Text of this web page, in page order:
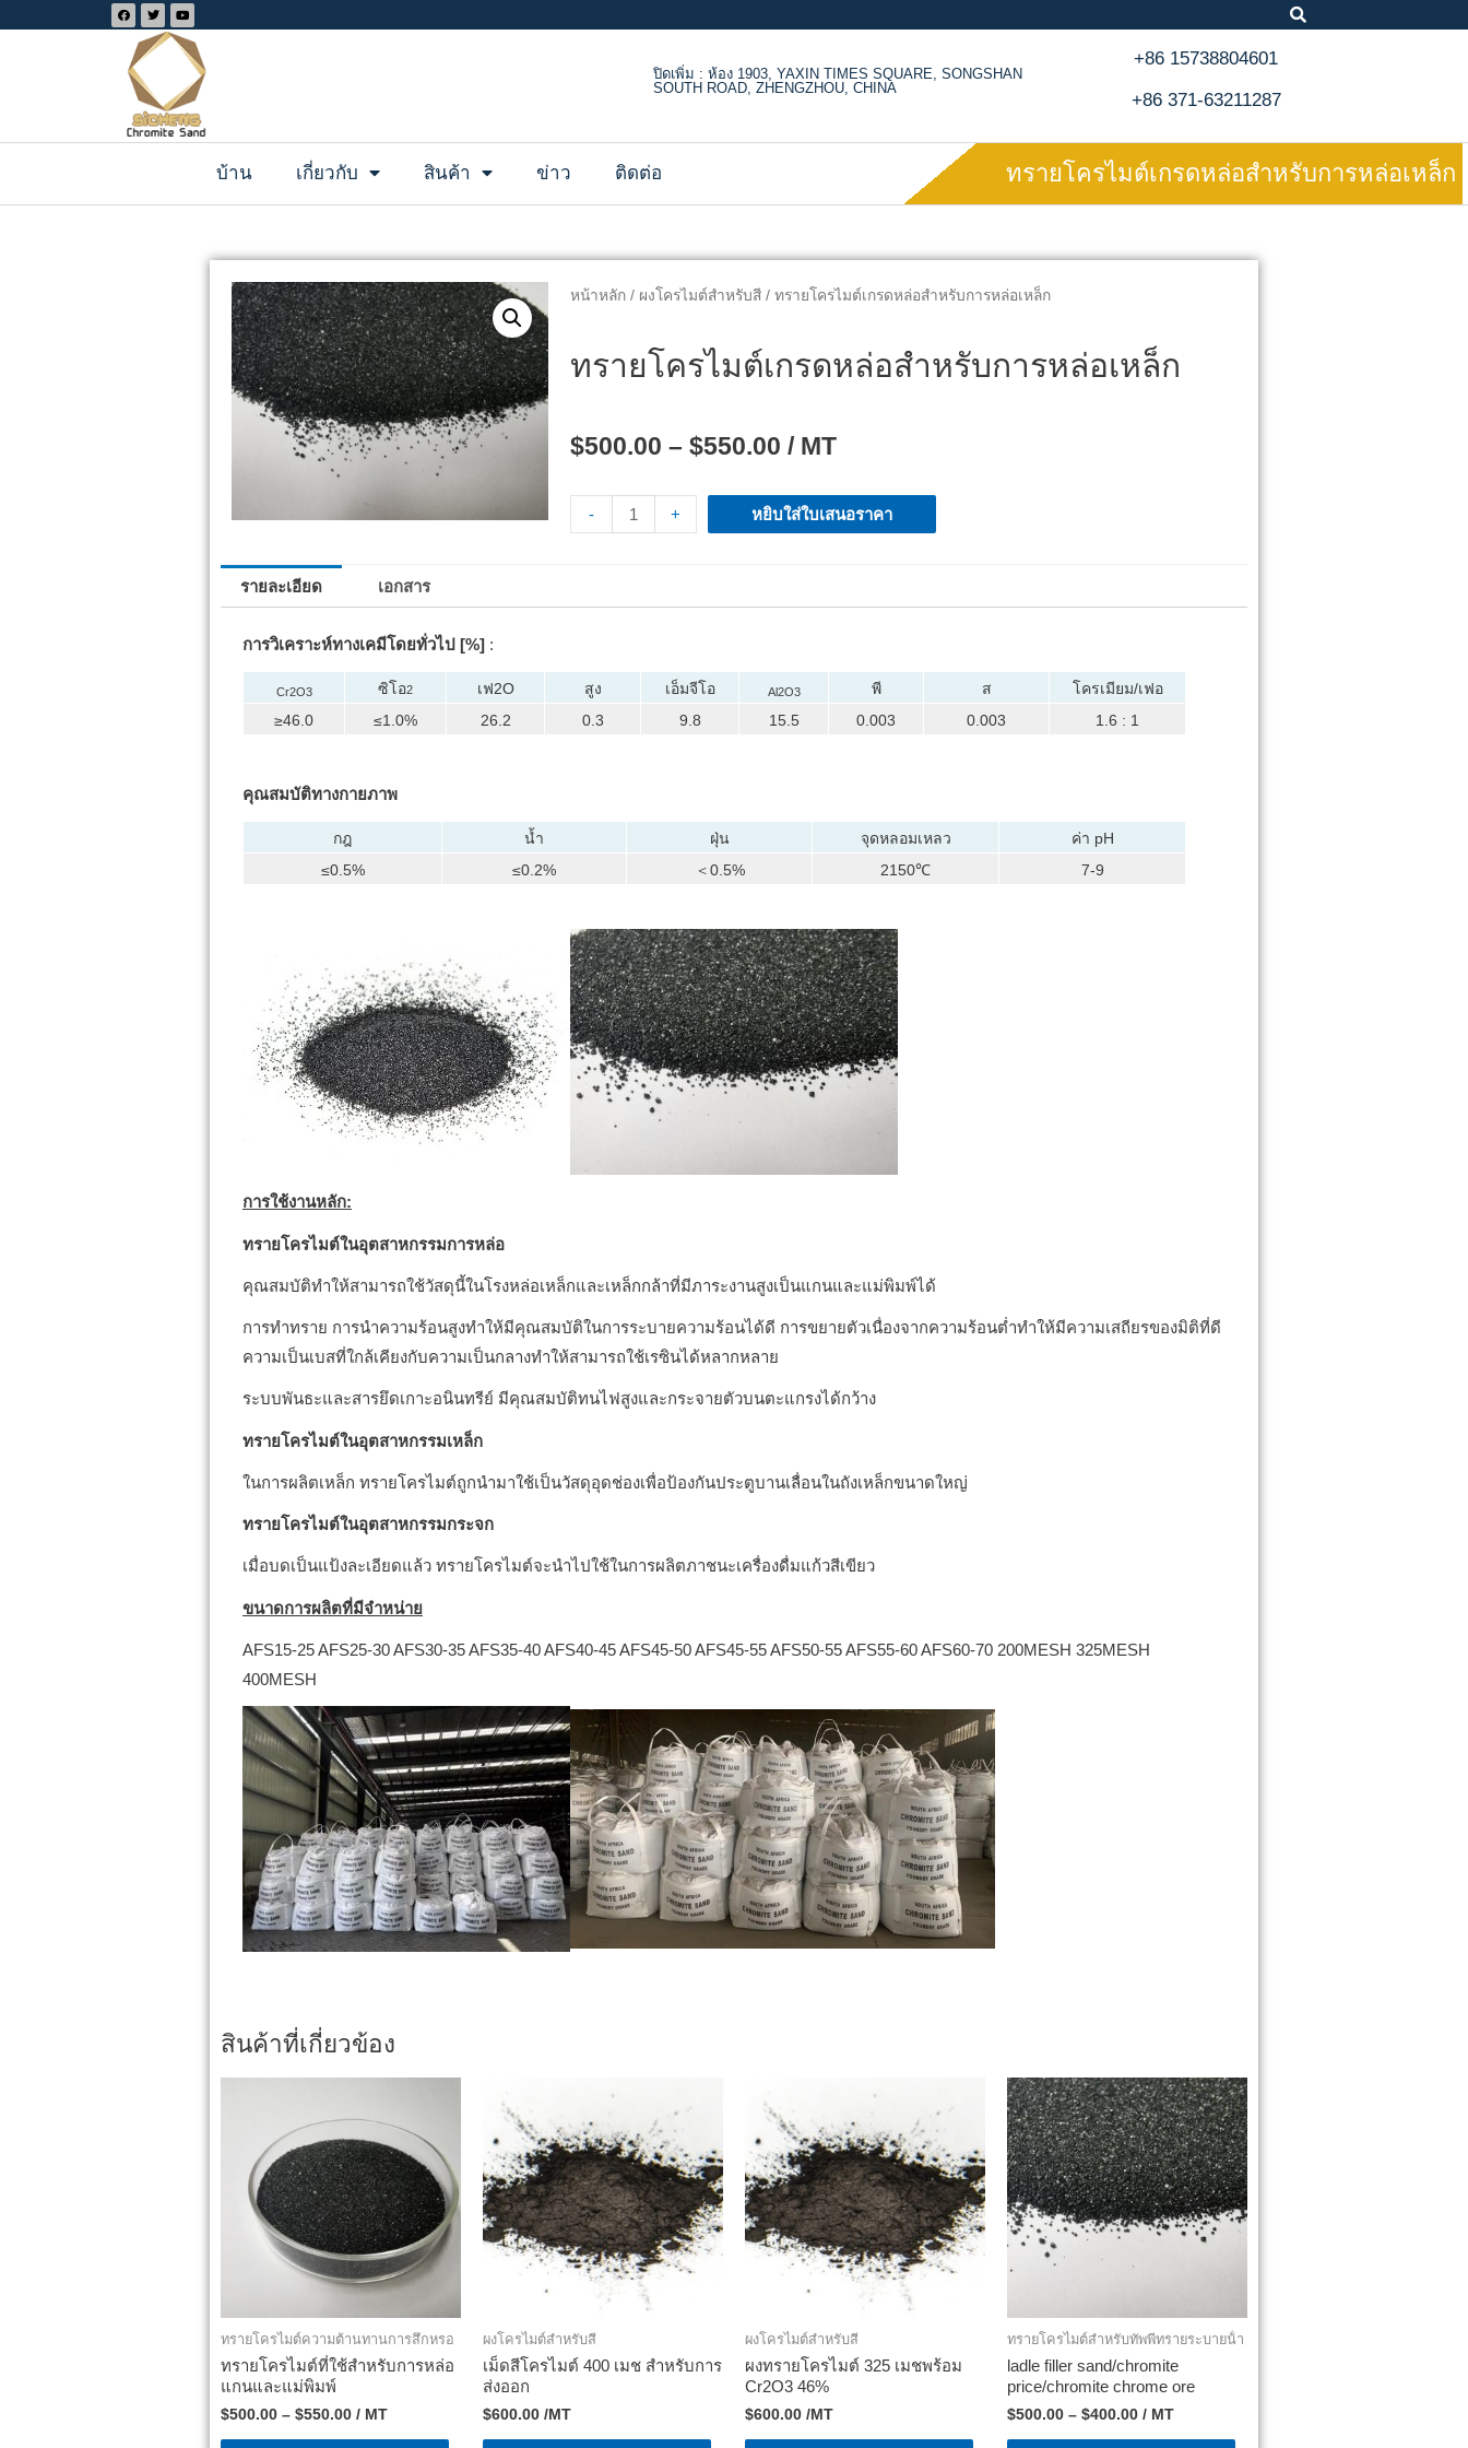
ปิดเพิ่ม : ห้อง 1903, YAXIN TIMES SQUARE, SONGSHAN
SOUTH ROAD, ZHENGZHOU, CHINA
+86 15738804601
+86 371-63211287
บ้าน เกี่ยวกับ สินค้า ข่าว ติดต่อ ทรายโครไมต์เกรดหล่อสำหรับการหล่อเหล็ก
หน้าหลัก / ผงโครไมต์สําหรับสี / ทรายโครไมต์เกรดหล่อสำหรับการหล่อเหล็ก
ทรายโครไมต์เกรดหล่อสำหรับการหล่อเหล็ก
$500.00 –$550.00 / MT
- + หยิบใส่ใบเสนอราคา
รายละเอียด เอกสาร
การวิเคราะห์ทางเคมีโดยทั่วไป [%] :
Cr2O3 ซิโอ2 เฟ2O สูง เอ็มจีโอ Al2O3 พี ส
โครเมียม/เฟอ
≥46.0
≤1.0% 26.2 0.3 9.8 15.5 0.003 0.003 1.6 : 1
คุณสมบัติทางกายภาพ
กฎ น้ำ ฝุ่น จุดหลอมเหลว
ค่า pH
≤0.5%
≤0.2% ＜0.5% 2150℃ 7-9
การใช้งานหลัก:
ทรายโครไมต์ในอุตสาหกรรมการหล่อ
คุณสมบัติทำให้สามารถใช้วัสดุนี้ในโรงหล่อเหล็กและเหล็กกล้าที่มีภาระงานสูงเป็นแกนและแม่พิมพ์ได้
การทำทราย การนำความร้อนสูงทำให้มีคุณสมบัติในการระบายความร้อนได้ดี การขยายตัวเนื่องจากความร้อนต่ำทำให้มีความเสถียรของมิติที่ดี
ความเป็นเบสที่ใกล้เคียงกับความเป็นกลางทำให้สามารถใช้เรซินได้หลากหลาย
ระบบพันธะและสารยึดเกาะอนินทรีย์ มีคุณสมบัติทนไฟสูงและกระจายตัวบนตะแกรงได้กว้าง
ทรายโครไมต์ในอุตสาหกรรมเหล็ก
ในการผลิตเหล็ก ทรายโครไมต์ถูกนำมาใช้เป็นวัสดุอุดช่องเพื่อป้องกันประตูบานเลื่อนในถังเหล็กขนาดใหญ่
ทรายโครไมต์ในอุตสาหกรรมกระจก
เมื่อบดเป็นแป้งละเอียดแล้ว ทรายโครไมต์จะนำไปใช้ในการผลิตภาชนะเครื่องดื่มแก้วสีเขียว
ขนาดการผลิตที่มีจำหน่าย
AFS15-25 AFS25-30 AFS30-35 AFS35-40 AFS40-45 AFS45-50 AFS45-55 AFS50-55 AFS55-60 AFS60-70 200MESH 325MESH
400MESH
สินค้าที่เกี่ยวข้อง
ทรายโครไมต์ความต้านทานการสึกหรอ
ทรายโครไมต์ที่ใช้สำหรับการหล่อ
แกนและแม่พิมพ์
$500.00 – $550.00 / MT
ผงโครไมต์สําหรับสี
เม็ดสีโครไมต์ 400 เมช สำหรับการ
ส่งออก
$600.00 /MT
ผงโครไมต์สําหรับสี
ผงทรายโครไมต์ 325 เมชพร้อม
Cr2O3 46%
$600.00 /MT
ทรายโครไมต์สําหรับทัพพีทรายระบายน้ํา
ladle filler sand/chromite
price/chromite chrome ore
$500.00 – $400.00 / MT